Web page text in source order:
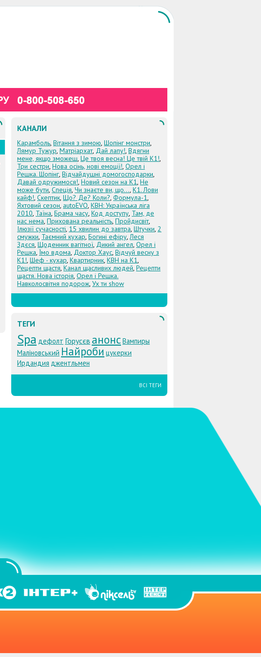
КАНАЛИ
Карамболь, Вітання з зимою, Шопінг монстри,
Лямур Тужур, Матріархат, Дай лапу!, Вдягни
мене, якщо зможеш, Це твоя весна! Це твій К1!,
Три сестри, Нова осінь, нові емоції!, Орел і
Решка. Шопінг, Відчайдушні домогосподарки,
Давай одружимося!, Новий сезон на К1, Не
може бути, Спеція, Чи знаєте ви, що..., К1. Лови
кайф!, Скептик, Що? Де? Коли?, Формула-1,
Яхтовий сезон, autoEVO, КВН: Українська ліга
2010, Таїна, Брама часу, Код доступу, Там, де
нас нема, Прихована реальність, Пройдисвіт,
Ілюзії сучасності, 15 хвилин до завтра, Штучки, 2
смужки, Таємний кухар, Богині ефіру,Леся
Здєся, Щоденник вагітної, Дикий ангел, Орел і
Решка, Їмо вдома, Доктор Хаус, Відчуй весну з
К1!, Шеф - кухар, Квартирник, КВН на К1,
Рецепти щастя, Канал щасливих людей, Рецепти
щастя. Нова історія, Орел і Решка.
Навколосвітня подорож, Ух ти show
ТЕГИ
Spa дефолт Горусєв анонсВампиры
Маліновський Найроби цукерки
Ирдандия джентльмен
ВСІ ТЕГИ